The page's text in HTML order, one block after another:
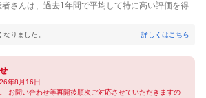
さんは、過去1年間で平均して特に高い評価を得
りました。 詳しくはこちら
年8月16日
お問い合わせ等再開後順次ご対応させていただきますの